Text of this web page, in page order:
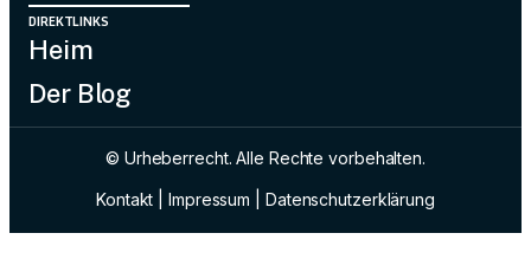
DIREKTLINKS
Heim
Der Blog
© Urheberrecht. Alle Rechte vorbehalten.
Kontakt |Impressum Datenschutzerklärung